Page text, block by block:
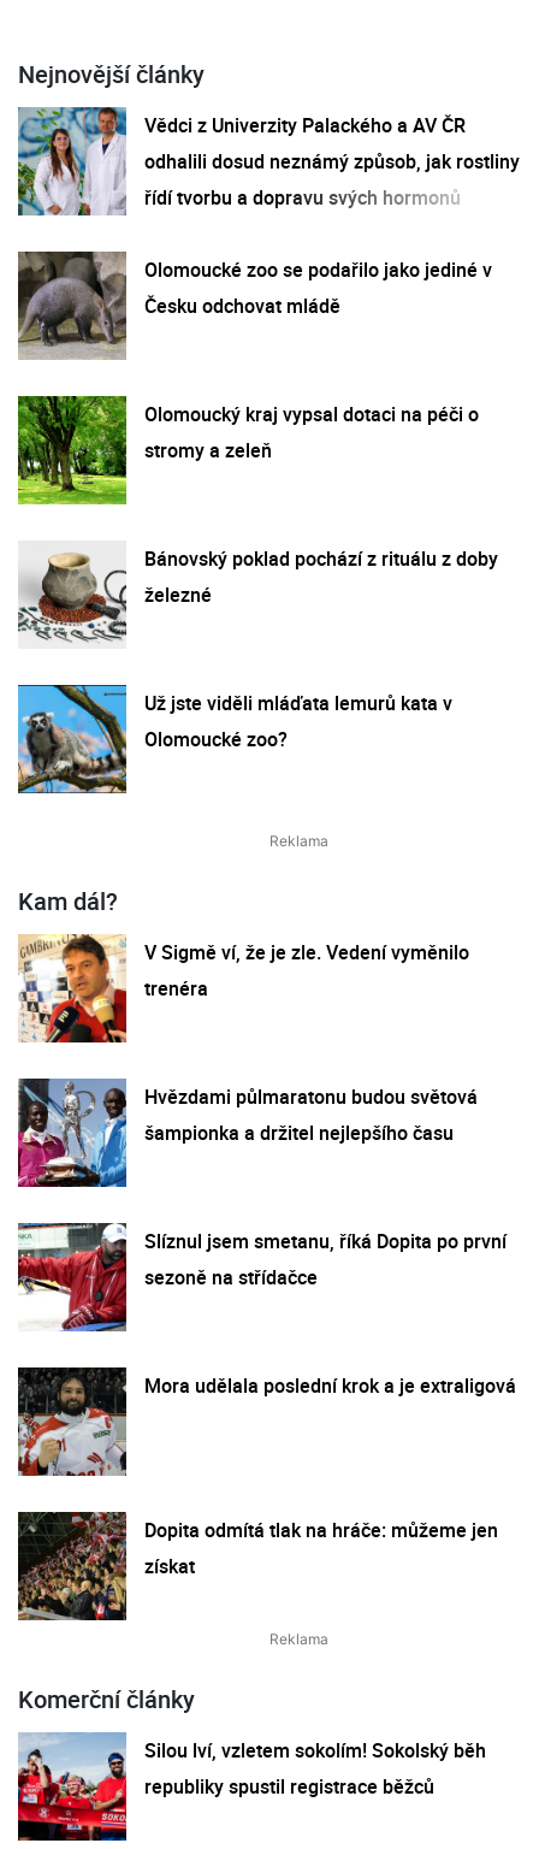
Nejnovější články
Vědci z Univerzity Palackého a AV ČR
odhalili dosud neznámý způsob, jak rostliny
řídí tvorbu a dopravu svých hormonů
Olomoucké zoo se podařilo jako jediné v
Česku odchovat mládě
Olomoucký kraj vypsal dotaci na péči o
stromy a zeleň
Bánovský poklad pochází z rituálu z doby
železné
Už jste viděli mláďata lemurů kata v
Olomoucké zoo?
Kam dál?
V Sigmě ví, že je zle. Vedení vyměnilo
trenéra
Hvězdami půlmaratonu budou světová
šampionka a držitel nejlepšího času
Slíznul jsem smetanu, říká Dopita po první
sezoně na střídačce
Mora udělala poslední krok a je extraligová
Dopita odmítá tlak na hráče: můžeme jen
získat
Komerční články
Silou lví, vzletem sokolím! Sokolský běh
republiky spustil registrace běžců